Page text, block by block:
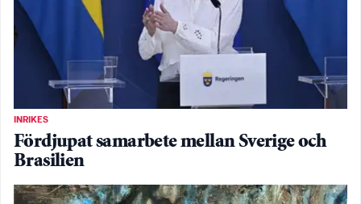
INRIKES
Fördjupat samarbete mellan Sverige och
Brasilien